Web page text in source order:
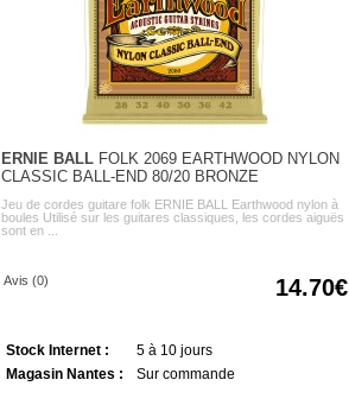
ERNIE BALLFOLK 2069 EARTHWOOD NYLON
CLASSIC BALL-END 80/20 BRONZE
Jeu de cordes guitare folk ERNIE BALL Earthwood nylon à
boules Utilisé sur les guitares classiques, les cordes aiguës
sont en ...
Avis (0) 14.70
Stock Internet :
5 à 10 jours
Magasin Nantes :
Sur commande